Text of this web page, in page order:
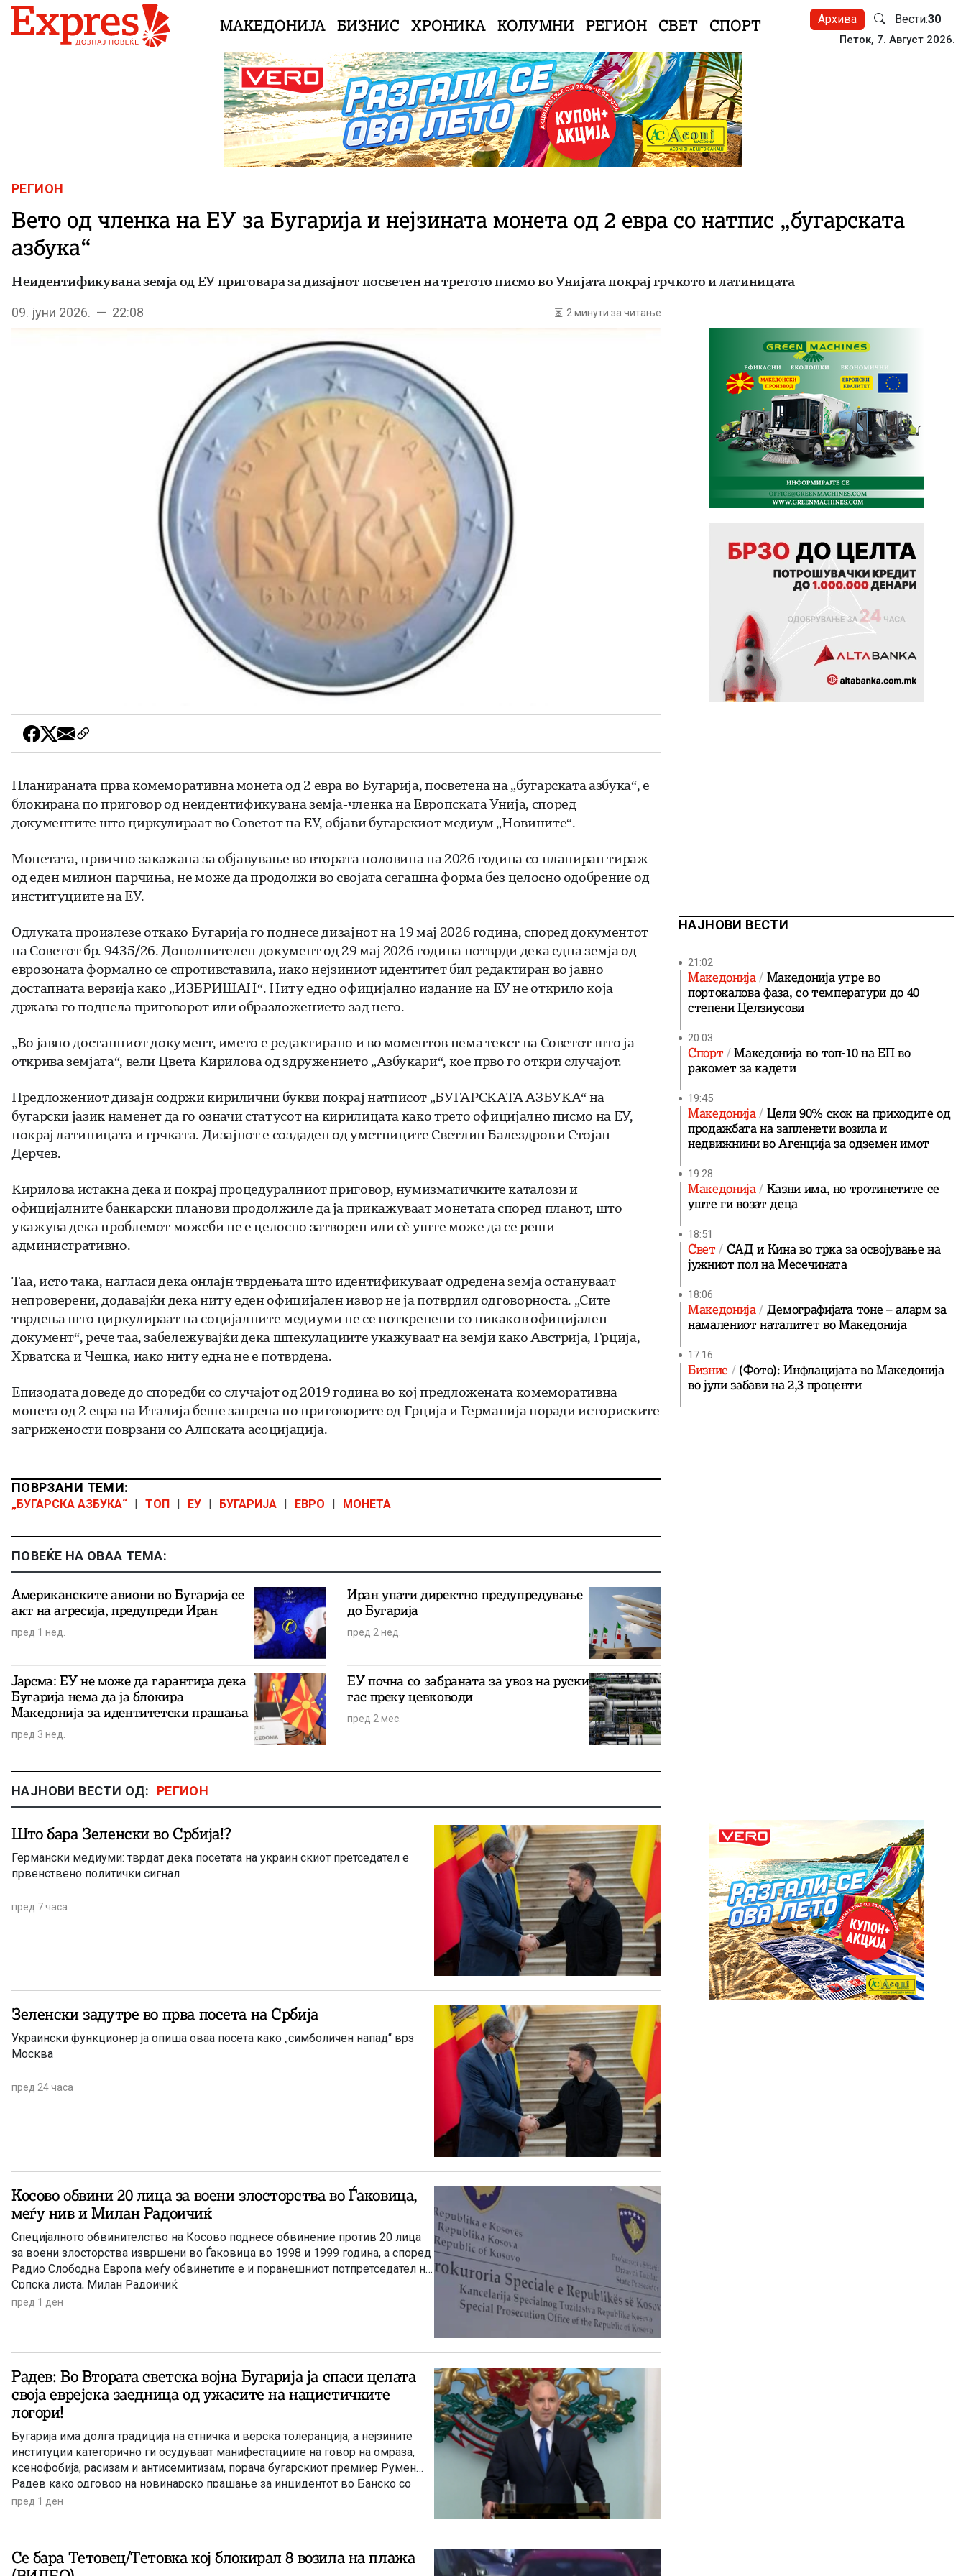
Skip to content
МАКЕДОНИЈА БИЗНИС ХРОНИКА КОЛУМНИ РЕГИОН СВЕТ СПОРТ Архива Вести:30
Петок, 7. Август 2026.
РЕГИОН
Вето од членка на ЕУ за Бугарија и нејзината монета од 2 евра со натпис „бугарската
азбука“
Неидентификувана земја од ЕУ приговара за дизајнот посветен на третото писмо во Унијата покрај грчкото и латиницата
09. јуни 2026. — 22:08 2 минути за читање
Планираната прва комеморативна монета од 2 евра во Бугарија, посветена на „бугарската азбука“, е
блокирана по приговор од неидентификувана земја-членка на Европската Унија, според
документите што циркулираат во Советот на ЕУ, објави бугарскиот медиум „Новините“.
Монетата, првично закажана за објавување во втората половина на 2026 година со планиран тираж
од еден милион парчиња, не може да продолжи во својата сегашна форма без целосно одобрение од
институциите на ЕУ.
Одлуката произлезе откако Бугарија го поднесе дизајнот на 19 мај 2026 година, според документот
на Советот бр. 9435/26. Дополнителен документ од 29 мај 2026 година потврди дека една земја од
еврозоната формално се спротивставила, иако нејзиниот идентитет бил редактиран во јавно
достапната верзија како „ИЗБРИШАН“. Ниту едно официјално издание на ЕУ не открило која
држава го поднела приговорот или образложението зад него.
„Во јавно достапниот документ, името е редактирано и во моментов нема текст на Советот што ја
открива земјата“, вели Цвета Кирилова од здружението „Азбукари“, кое прво го откри случајот.
Предложениот дизајн содржи кирилични букви покрај натписот „БУГАРСКАТА АЗБУКА“ на
бугарски јазик наменет да го означи статусот на кирилицата како трето официјално писмо на ЕУ,
покрај латиницата и грчката. Дизајнот е создаден од уметниците Светлин Балездров и Стојан
Дерчев.
Кирилова истакна дека и покрај процедуралниот приговор, нумизматичките каталози и
официјалните банкарски планови продолжиле да ја прикажуваат монетата според планот, што
укажува дека проблемот можеби не е целосно затворен или сè уште може да се реши
административно.
Таа, исто така, нагласи дека онлајн тврдењата што идентификуваат одредена земја остануваат
непроверени, додавајќи дека ниту еден официјален извор не ја потврдил одговорноста. „Сите
тврдења што циркулираат на социјалните медиуми не се поткрепени со никаков официјален
документ“, рече таа, забележувајќи дека шпекулациите укажуваат на земји како Австрија, Грција,
Хрватска и Чешка, иако ниту една не е потврдена.
Епизодата доведе до споредби со случајот од 2019 година во кој предложената комеморативна
монета од 2 евра на Италија беше запрена по приговорите од Грција и Германија поради историските
загрижености поврзани со Алпската асоцијација.
ПОВРЗАНИ ТЕМИ:
„БУГАРСКА АЗБУКА“ | ТОП | ЕУ | БУГАРИЈА | ЕВРО | МОНЕТА
ПОВЕЌЕ НА ОВАА ТЕМА:
Американските авиони во Бугарија се
акт на агресија, предупреди Иран
пред 1 нед.
Иран упати директно предупредување
до Бугарија
пред 2 нед.
Јарсма: ЕУ не може да гарантира дека
Бугарија нема да ја блокира
Македонија за идентитетски прашања
пред 3 нед.
ЕУ почна со забраната за увоз на руски
гас преку цевководи
пред 2 мес.
НАЈНОВИ ВЕСТИ ОД: РЕГИОН
Што бара Зеленски во Србија!?
Германски медиуми: тврдат дека посетата на украин скиот претседател е
првенствено политички сигнал
пред 7 часа
Зеленски задутре во прва посета на Србија
Украински функционер ја опиша оваа посета како „симболичен напад“ врз
Москва
пред 24 часа
Косово обвини 20 лица за воени злосторства во Ѓаковица,
меѓу нив и Милан Радоичиќ
Специјалното обвинителство на Косово поднесе обвинение против 20 лица
за воени злосторства извршени во Ѓаковица во 1998 и 1999 година, а според
Радио Слободна Европа меѓу обвинетите е и поранешниот потпретседател на
Српска листа, Милан Радоичиќ
пред 1 ден
Радев: Во Втората светска војна Бугарија ја спаси целата
своја еврејска заедница од ужасите на нацистичките
логори!
Бугарија има долга традиција на етничка и верска толеранција, а нејзините
институции категорично ги осудуваат манифестациите на говор на омраза,
ксенофобија, расизам и антисемитизам, порача бугарскиот премиер Румен
Радев како одговор на новинарско прашање за инцидентот во Банско со
група млади Евреи од Италија. Инцидентот се случил во познатото бугарско
фестивал.
пред 1 ден
Се бара Тетовец/Тетовка кој блокирал 8 возила на плажа
НАЈНОВИ ВЕСТИ
21:02
Македонија Македонија утре во
портокалова фаза, со температури до 40
степени Целзиусови
20:03
Спорт
Македонија во топ-10 на ЕП во
ракомет за кадети
19:45
Македонија Цели 90% скок на приходите од
продажбата на запленети возила и
недвижнини во Агенција за одземен имот
19:28
Македонија Казни има, но тротинетите се
уште ги возат деца
18:51
Свет САД и Кина во трка за освојување на
јужниот пол на Месечината
18:06
Македонија Демографијата тоне – аларм за
намалениот наталитет во Македонија
17:16
Бизнис
(Фото): Инфлацијата во Македонија
во јули забави на 2,3 проценти